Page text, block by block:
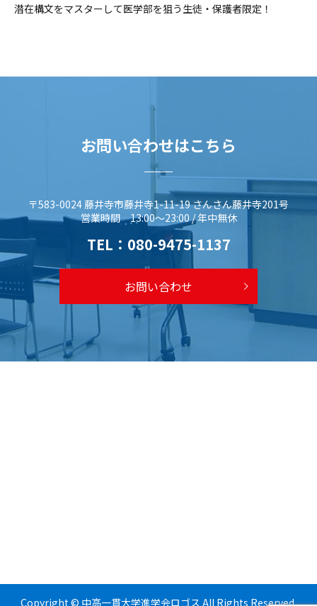
潜在構文をマスターして医学部を狙う生徒・保護者限定！
お問い合わせはこちら
〒583-0024 藤井寺市藤井寺1-11-19 さんさん藤井寺201号
営業時間 13:00～23:00 / 年中無休
TEL： 080-9475-1137
お問い合わせ
Copyright © 中高一貫大学進学会ロゴス All Rights Reserved.